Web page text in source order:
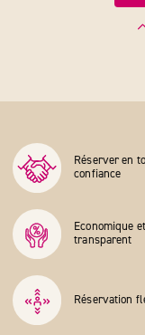
Réserver en
confiance
Economique et
transparent
Réservation